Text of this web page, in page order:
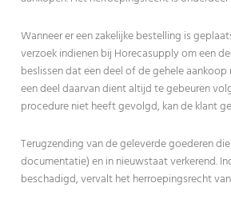
Wanneer er een zakelijke bestelling is
verzoek indienen bij Horecasupply om een
beslissen dat een deel of de gehele
een deel daarvan dient altijd te gebeuren
procedure niet heeft gevolgd, kan de klant
Terugzending van de geleverde goederen
documentatie) en in nieuwstaat verkerend.
beschadigd, vervalt het herroepingsrecht